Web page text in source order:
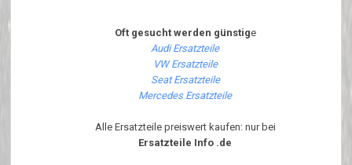
Oft gesucht werden günstige
Audi Ersatzteile
VW Ersatzteile
Seat Ersatzteile
Mercedes Ersatzteile
Alle Ersatzteile preiswert kaufen: nur bei
Ersatzteile Info .de